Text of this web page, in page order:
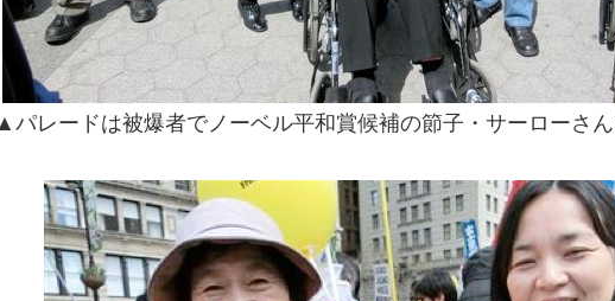
パレードは被爆者でノーベル平和賞候補の節子・サーローさん